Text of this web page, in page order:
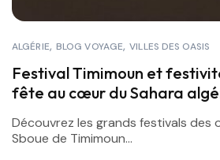
ALGÉRIE BLOG VOYAGE VILLES DES OASIS
Festival Timimoun et
fête au cœur du Sahara
Découvrez les grands festivals des
Sboue de Timimoun...